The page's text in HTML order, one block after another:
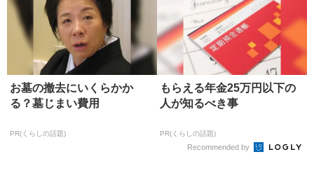
お墓の撤去にいくらかか
る？墓じまい費用
PR(くらしの話題)
もらえる年金25万円以下の
人が知るべき事
PR(くらしの話題)
Recommended by